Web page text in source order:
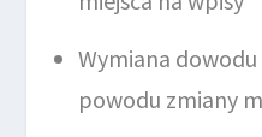
Wymiana
powodu zmiany